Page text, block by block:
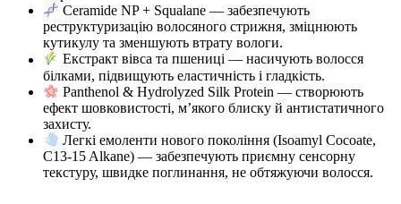
Ceramide NP + Squalane — забезпечують
реструктуризацію волосяного стрижня, зміцнюють
кутикулу та зменшують втрату вологи.
Екстракт вівса та пшениці — насичують волосся
білками, підвищують еластичність і гладкість.
Panthenol & Hydrolyzed Silk Protein — створюють
ефект шовковистості, м’якого блиску й антистатичного
захисту.
Легкі емоленти нового покоління (Isoamyl Cocoate,
C13-15 Alkane) — забезпечують приємну сенсорну
текстуру, швидке поглинання, не обтяжуючи волосся.